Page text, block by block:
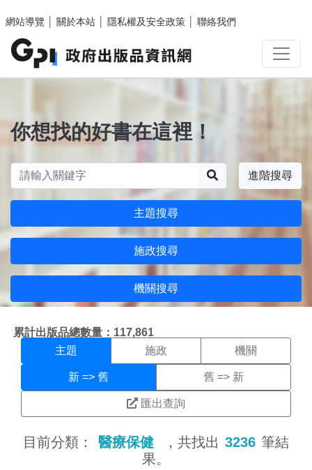
網站導覽
關於本站 隱私權及安全政策 聯絡我們
你想找的好書在這裡！
進階搜尋
主題搜尋
施政搜尋
機關搜尋
累計出版品總數量：117,861
主題搜尋結果頁面
主題 施政 機關
新 => 舊 舊 => 新
匯出查詢
目前分類： 醫療保健 ，共找出 3236 筆結
果。